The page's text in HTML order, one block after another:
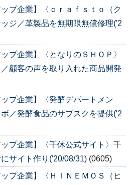
ップ企業】〈ｃｒａｆｓｔｏ（ク
ジ／革製品を無期限無償修理('2
プ企業】〈となりのＳＨＯＰ〉
顧客の声を取り入れた商品開発
ップ企業】〈発酵デパートメン
／発酵食品のサブスクを提供('2
ップ企業】〈千休公式サイト〉千
サイト作り('20/08/31) (0605)
ップ企業】〈ＨＩＮＥＭＯＳ（ヒ